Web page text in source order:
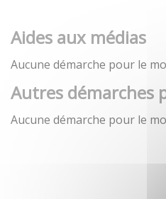
Aides aux médias
Aucune démarche pour le
Autres démarches
Aucune démarche pour le